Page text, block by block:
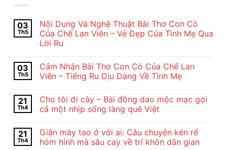
03
Th5
Nội Dung Và Nghệ Thuật Bài Thơ Con Cò
Của Chế Lan Viên – Vẻ Đẹp Của Tình Mẹ Qua
Lời Ru
bình
luận
ở
Và
Nghệ
Thuật
Con
Cò
Của
03
Th5
Cảm Nhận Bài Thơ Con Cò Của Chế Lan
Viên – Tiếng Ru Dịu Dàng Về Tình Mẹ
bình
luận
ở
Bài
Thơ
Con
21
Th4
Cho tôi đi cày – Bài đồng dao mộc mạc gợi
cả một nhịp sống làng quê Việt
bình
luận
ở
21
Th4
Giận mày tao ở với ai: Câu chuyện kén rể
hóm hỉnh mà sâu cay về trí khôn dân gian